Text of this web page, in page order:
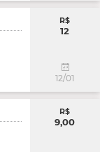
R$
12
12/01
R$
9,00